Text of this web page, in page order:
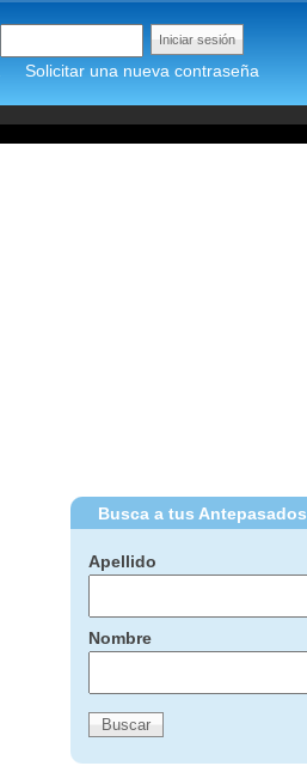
Solicitar una nueva contraseña
Busca a tus Antepasados
Apellido
Nombre